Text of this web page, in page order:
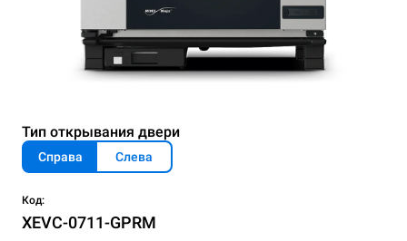
Тип открывания двери
Справа Слева
Код:
XEVC-0711-GPRM